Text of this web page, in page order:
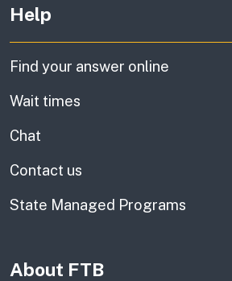
Help
Find your answer online
Wait times
Chat
Contact us
State Managed Programs
About FTB